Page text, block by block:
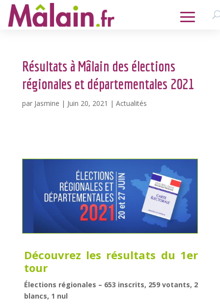
Résultats à Mâlain des élections
régionales et départementales 2021
par Jasmine | Juin 20, 2021 | Actualités
Découvrez les résultats du 1er
tour
Élections régionales – 653 inscrits, 259 votants, 2
blancs, 1 nul